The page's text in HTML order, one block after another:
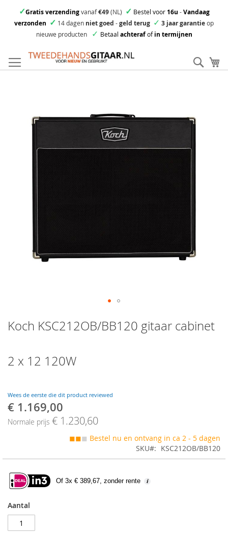
✓Gratis verzendingvanaf€49(NL) ✓ Bestel voor16u -Vandaag
verzonden ✓ 14 dagen niet goed -geld terug ✓ 3 jaar garantieop
nieuwe producten
✓ Betaal achterafofin termijnen
direct
door
Koch KSC212OB/BB120 gitaar cabinet
2 x 12 120W
Wees de eerste die dit product reviewed
Speciale
€ 1.169,00
Normale prijs € 1.230,60
◼◼◼ Bestel nu en ontvang in ca 2 - 5 dagen
SKU
KSC212OB/BB120
Of 3x € 389,67, zonder rente
Aantal
to
the
the